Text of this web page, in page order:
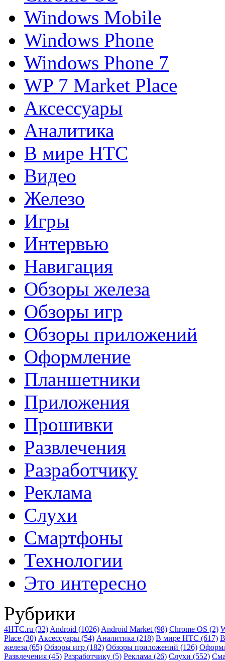
Windows Mobile
Windows Phone
Windows Phone 7
WP 7 Market Place
Аксессуары
Аналитика
В мире HTC
Видео
Железо
Игры
Интервью
Навигация
Обзоры железа
Обзоры игр
Обзоры приложений
Оформление
Планшетники
Приложения
Прошивки
Развлечения
Разработчику
Реклама
Слухи
Смартфоны
Технологии
Это интересно
Рубрики
4HTC.ru (32) Android (1026) Android Market (98) Chrome OS (2)
Place (30) Аксессуары (54) Аналитика (218) В мире HTC (617)
железа (65) Обзоры игр (182) Обзоры приложений (126)
Развлечения (45) Разработчику (5) Реклама (26) Слухи (552)